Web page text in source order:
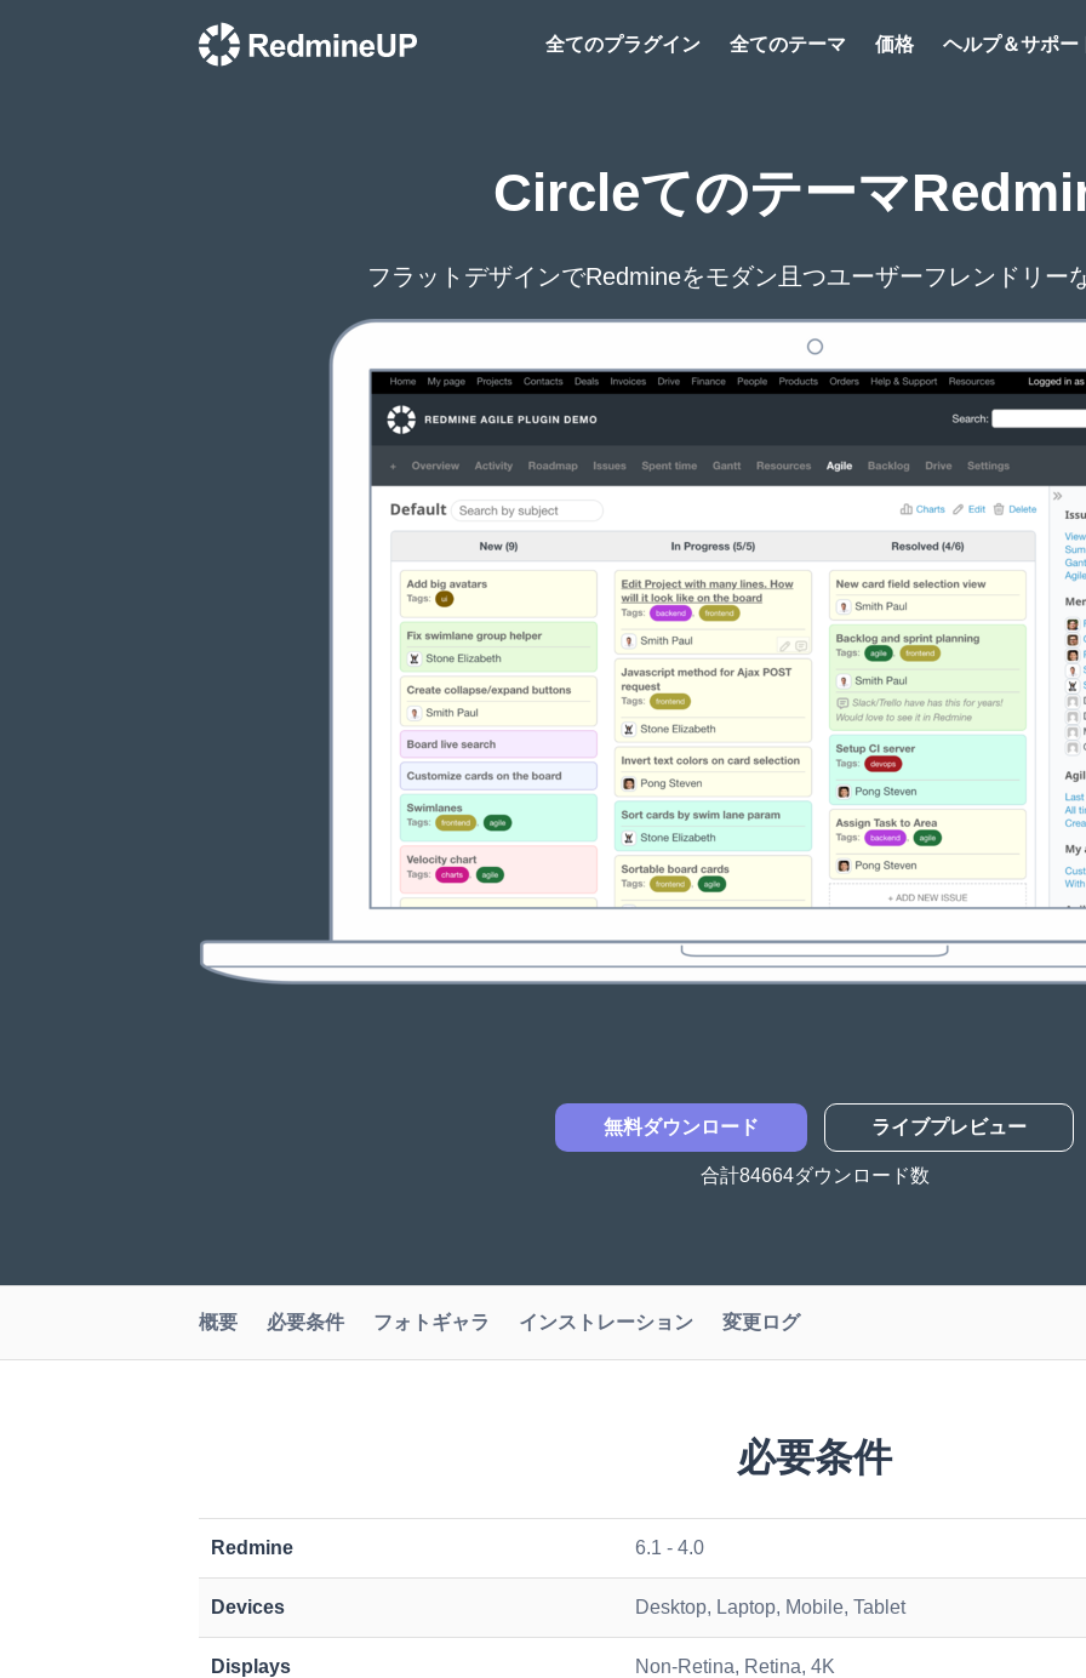
全てのプラグイン 全てのテーマ 価格 ヘルプ＆サポー
Circleてのテーマ
フラットデザインでRedmineをモダン且つユーザーフレンドリー
無料ダウンロード ライブプレビュー
合計84664ダウンロード数
概要 必要条件 フォトギャラ インストレーション 変更ログ
必要条件
Redmine 6.1 - 4.0
Devices Desktop, Laptop, Mobile, Tablet
Displays Non-Retina, Retina, 4K